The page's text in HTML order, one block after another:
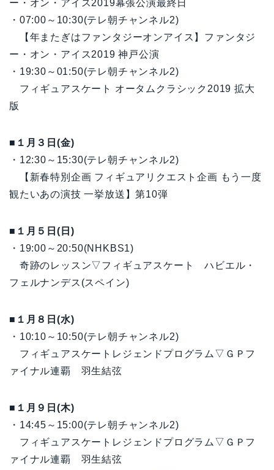
ー・オン・アイス2019幕張公演最終日
・07:00～10:30(テレ朝チャンネル2)
【年またぎはファンタジーオンアイス】ファンタジ
ー・オン・アイス2019 神戸公演
・19:30～01:50(テレ朝チャンネル2)
フィギュアスケート オータムクラシック2019 拡大
版
■１月３日(金)
・12:30～15:30(テレ朝チャンネル2)
【新春特別企画 フィギュアリクエスト企画 もう一度
観たいあの演技 一挙放送】第10弾
■１月５日(日)
・19:00～20:50(NHKBS1)
奇跡のレッスン▽フィギュアスケート ハビエル・
フェルナンデス(スペイン)
■１月８日(水)
・10:10～10:50(テレ朝チャンネル2)
フィギュアスケートレジェンドプログラム▽ＧＰフ
ァイナル連覇 羽生結弦
■１月９日(木)
・14:45～15:00(テレ朝チャンネル2)
フィギュアスケートレジェンドプログラム▽ＧＰフ
ァイナル連覇 羽生結弦